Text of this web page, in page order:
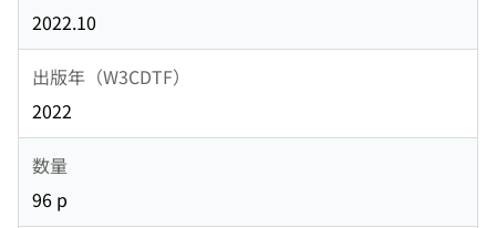
2022.10
出版年（W3CDTF）
2022
数量
96 p